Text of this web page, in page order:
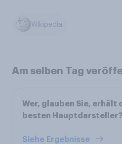
Wikipedia
Am selben Tag
Wer, glauben Sie, erhält
besten Hauptdarsteller?
Siehe Ergebnisse